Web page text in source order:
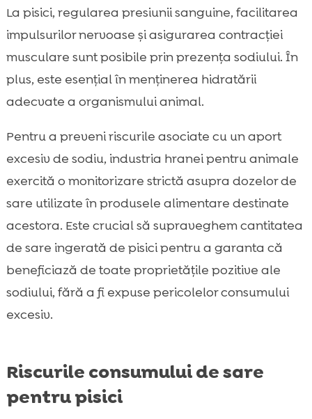
La pisici, regularea presiunii sanguine, facilitarea
impulsurilor nervoase și asigurarea contracției
musculare sunt posibile prin prezența sodiului. În
plus, este esențial în menținerea hidratării
adecvate a organismului animal.
Pentru a preveni riscurile asociate cu un aport
excesiv de sodiu, industria hranei pentru animale
exercită o monitorizare strictă asupra dozelor de
sare utilizate în produsele alimentare destinate
acestora. Este crucial să supraveghem cantitatea
de sare ingerată de pisici pentru a garanta că
beneficiază de toate proprietățile pozitive ale
sodiului, fără a fi expuse pericolelor consumului
excesiv.
Riscurile consumului de sare
pentru pisici